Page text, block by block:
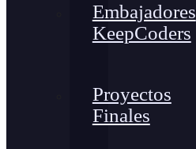
Embajadores
KeepCoders
Proyectos
Finales